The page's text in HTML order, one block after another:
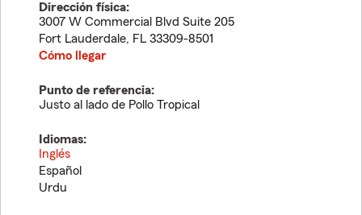
Dirección física:
3007 W Commercial Blvd Suite 205
Fort Lauderdale, FL 33309-8501
Cómo llegar
Punto de referencia:
Justo al lado de Pollo Tropical
Idiomas:
Inglés
Español
Urdu